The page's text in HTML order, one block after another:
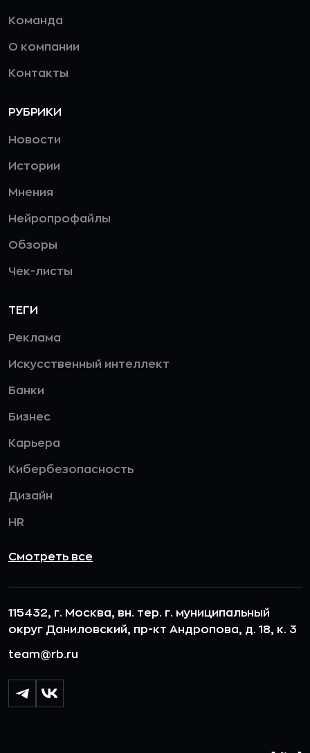
Команда
О компании
Контакты
РУБРИКИ
Новости
Истории
Мнения
Нейропрофайлы
Обзоры
Чек-листы
ТЕГИ
Реклама
Искусственный интеллект
Банки
Бизнес
Карьера
Кибербезопасность
Дизайн
HR
Смотреть все
115432, г. Москва, вн. тер. г. муниципальный
округ Даниловский, пр-кт Андропова, д. 18, к. 3
team@rb.ru